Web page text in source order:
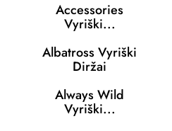
Accessories
Vyriški...
Albatross Vyriški
Diržai
Always Wild
Vyriški...